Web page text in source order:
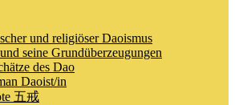
und religiöser Daoismus
seine Grundüberzeugungen
des Dao
Daoist/in
五戒